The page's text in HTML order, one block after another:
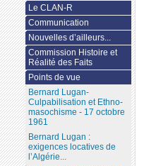
Le CLAN-R
Communication
Nouvelles d’ailleurs...
Commission Histoire et
Réalité des Faits
Points de vue
Bernard Lugan-
Culpabilisation et Ethno-
masochisme - 17 octobre
1961
Bernard Lugan :
exigences locatives de
l’Algérie...